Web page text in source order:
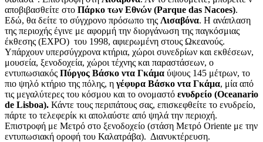
αποβιβασθείτε στο Πάρκο των Εθνών (Parque das Nacoes).
Εδώ, θα δείτε το σύγχρονο πρόσωπο της Λισαβόνα. Η ανάπλαση
της περιοχής έγινε με αφορμή την διοργάνωση της παγκόσμιας
έκθεσης (EXPO) του 1998, αφιερωμένη στους Ωκεανούς.
Υπάρχουν υπερσύγχρονα κτήρια, χώροι συνεδρίων και εκθέσεων,
μουσεία, ξενοδοχεία, χώροι τέχνης και παραστάσεων, ο
εντυπωσιακός Πύργος Βάσκο ντα Γκάμα ύψους 145 μέτρων, το
πιο ψηλό κτήριο της πόλης, η γέφυρα Βάσκο ντα Γκάμα, μία από
τις μεγαλύτερες του κόσμου και το ονομαστό ενυδρείο (Oceanario
de Lisboa). Κάντε τους περιπάτους σας, επισκεφθείτε το ενυδρείο,
πάρτε το τελεφερίκ κι απολαύστε από ψηλά την περιοχή.
Επιστροφή με Μετρό στο ξενοδοχείο (στάση Μετρό Oriente με την
εντυπωσιακή οροφή του Καλατράβα). Διανυκτέρευση.